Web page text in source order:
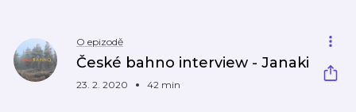
O epizodě
České bahno interview - Janaki
23. 2. 2020 42 min